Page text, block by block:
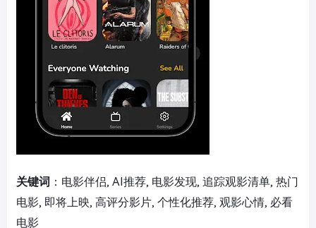
关键词 ：电影伴侣, AI推荐, 电影发现, 追踪观影清单, 热门
电影, 即将上映, 高评分影片, 个性化推荐, 观影心情, 必看
电影